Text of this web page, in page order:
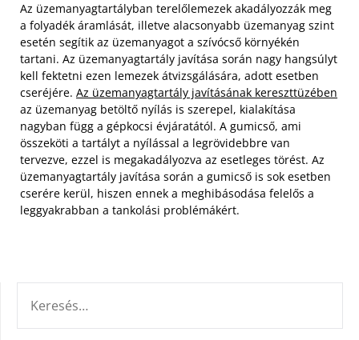
Az üzemanyagtartályban terelőlemezek akadályozzák meg
a folyadék áramlását, illetve alacsonyabb üzemanyag szint
esetén segítik az üzemanyagot a szívócső környékén
tartani. Az üzemanyagtartály javítása során nagy hangsúlyt
kell fektetni ezen lemezek átvizsgálására, adott esetben
cseréjére. Az üzemanyagtartály javításának kereszttüzében
az üzemanyag betöltő nyílás is szerepel, kialakítása
nagyban függ a gépkocsi évjáratától. A gumicső, ami
összeköti a tartályt a nyílással a legrövidebbre van
tervezve, ezzel is megakadályozva az esetleges törést. Az
üzemanyagtartály javítása során a gumicső is sok esetben
cserére kerül, hiszen ennek a meghibásodása felelős a
leggyakrabban a tankolási problémákért.